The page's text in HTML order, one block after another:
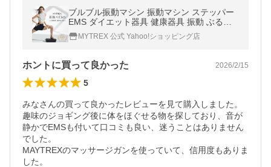
ブルブル振動マシン 振動マシン ステッパー
EMS ダイエット器具 健康器具 振動 ぶるぶ
るマシーン 筋トレ MYTREX W FIT ACTIVE
マイトレックス 爆買
MYTREX 公式 Yahoo!ショッピング店
ホントに買って良かった 2026/2/15
5
みなさんの買って良かったレビューを見て購入しました。
趣味のジョギング後に体をほぐせる物を探しており、音が
静かでEMSも付いて口コミも良い、迷うことはありません
でした。
MAYTREXのマッサージガンを使っていて、信用度もありま
した。